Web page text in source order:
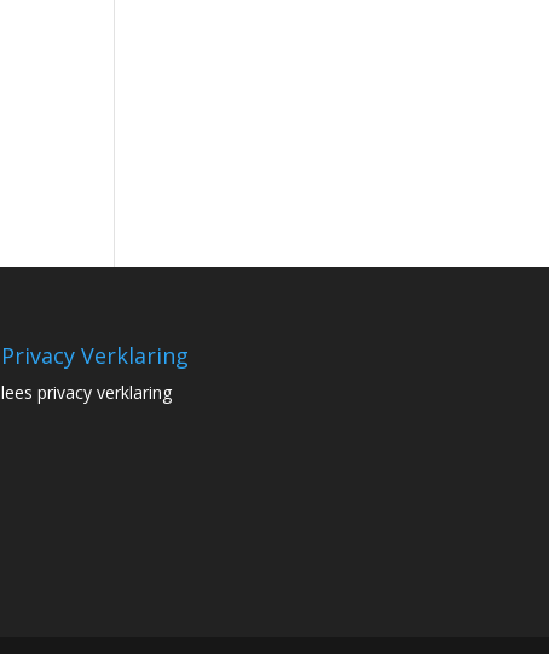
Privacy Verklaring
lees privacy verklaring